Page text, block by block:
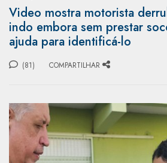
Video mostra motorista
indo embora sem prestar
ajuda para identificá-lo
(81) COMPARTILHAR